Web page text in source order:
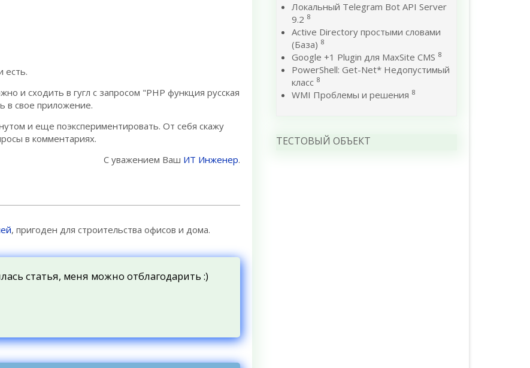
есть.
и сходить в гугл с запросом "PHP функция русская
в свое приложение.
и еще поэкспериментировать. От себя скажу
в комментариях.
С уважением Ваш ИТ Инженер.
, пригоден для строительства офисов и дома.
статья, меня можно отблагодарить :)
Локальный Telegram Bot API Server
9.2 8
Active Directory простыми словами
(База) 8
Google +1 Plugin для MaxSite CMS 8
PowerShell: Get-Net* Недопустимый
класс 8
WMI Проблемы и решения 8
ТЕСТОВЫЙ ОБЪЕКТ